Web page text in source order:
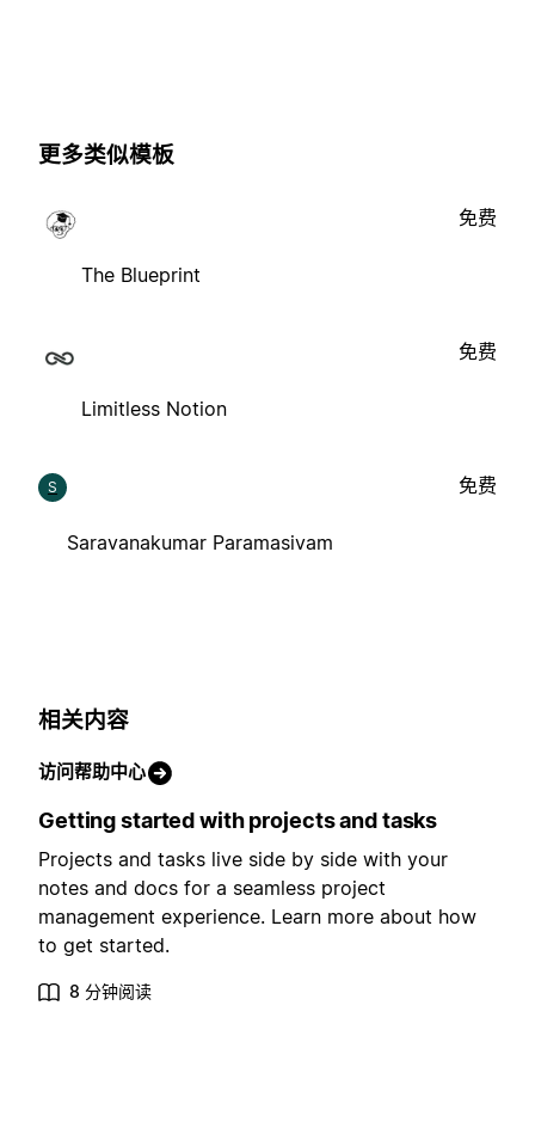
更多类似模板
The Blueprint
免费
Limitless Notion
免费
S
Saravanakumar Paramasivam
免费
相关内容
访问帮助中心
Getting started with projects and tasks
Projects and tasks live side by side with your
notes and docs for a seamless project
management experience. Learn more about how
to get started.
8 分钟阅读